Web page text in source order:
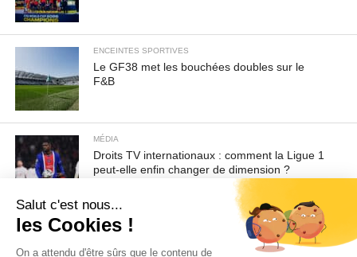
ENCEINTES SPORTIVES
Le GF38 met les bouchées doubles sur le
F&B
MÉDIA
Droits TV internationaux : comment la Ligue 1
peut-elle enfin changer de dimension ?